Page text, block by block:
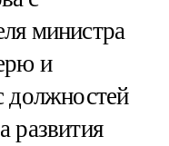
министра
и
должностей
развития